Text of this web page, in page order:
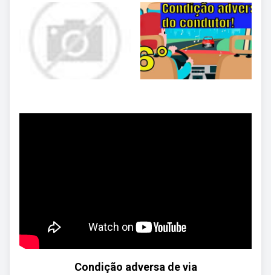
Condição adversa de via